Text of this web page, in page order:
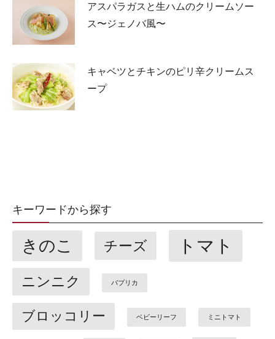
アスパラガスと生ハムのクリームソー
ス〜ジェノバ風〜
キャベツとチキンのピリ辛クリームス
ープ
キーワードから探す
きのこ チーズ トマト
ニンニク パプリカ
ブロッコリー ベビーリーフ ミニトマト